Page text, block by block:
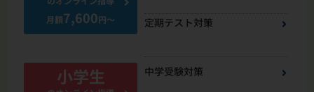
月額7,600円～ 定期テスト対策
小学生 中学受験対策